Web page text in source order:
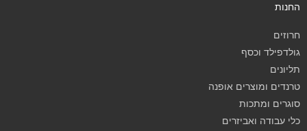
החנות
חרוזים
גולדפילד וכסף
תליונים
טרנדים ומוצרים אופנה
סוגרים ומתכות
כלי עבודה ואביזרים